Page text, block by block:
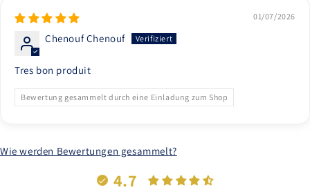
01/07/2026
Chenouf Chenouf
Tres bon produit
Bewertung gesammelt durch eine Einladung zum Shop
Wie werden Bewertungen gesammelt?
4.7